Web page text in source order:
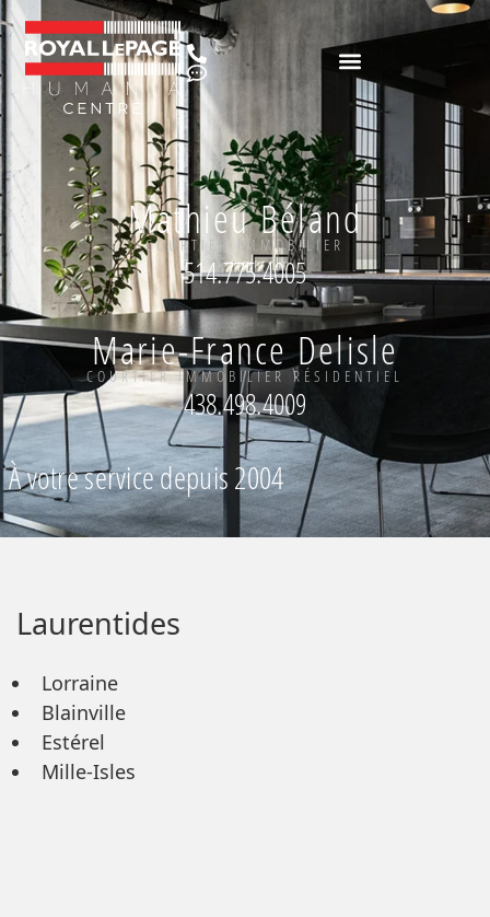
Mathieu Béland
COURTIER IMMOBILIER
514.775.4005
Marie-France Delisle
COURTIER IMMOBILIER RÉSIDENTIEL
438.498.4009
À votre service depuis 2004
Laurentides
Lorraine
Blainville
Estérel
Mille-Isles